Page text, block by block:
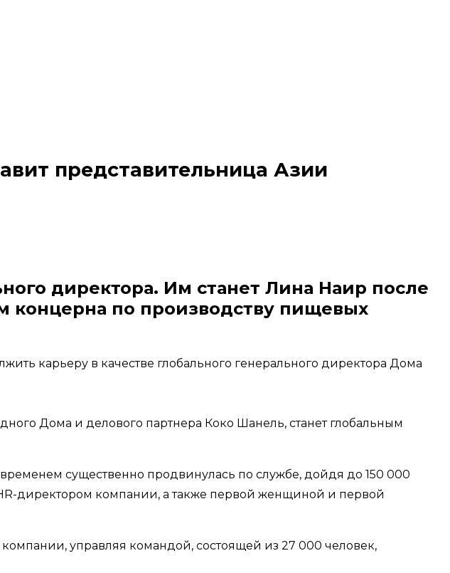
представительница Азии
директора. Им станет Лина Наир после
концерна по производству пищевых
карьеру в качестве глобального генерального директора Дома
Дома и делового партнера Коко Шанель, станет глобальным
существенно продвинулась по службе, дойдя до 150 000
директором компании, а также первой женщиной и первой
управляя командой, состоящей из 27 000 человек,